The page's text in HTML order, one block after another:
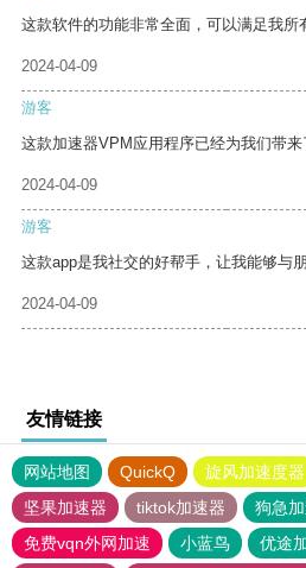
这款软件的功能非常全面，可以满足我所
2024-04-09
游客
这款加速器VPM应用程序已经为我们带来
2024-04-09
游客
这款app是我社交的好帮手，让我能够与
2024-04-09
友情链接
网站地图 QuickQ 旋风加速度器
坚果加速器
tiktok加速器
狗急
免费vqn外网加速
小蓝鸟 优途